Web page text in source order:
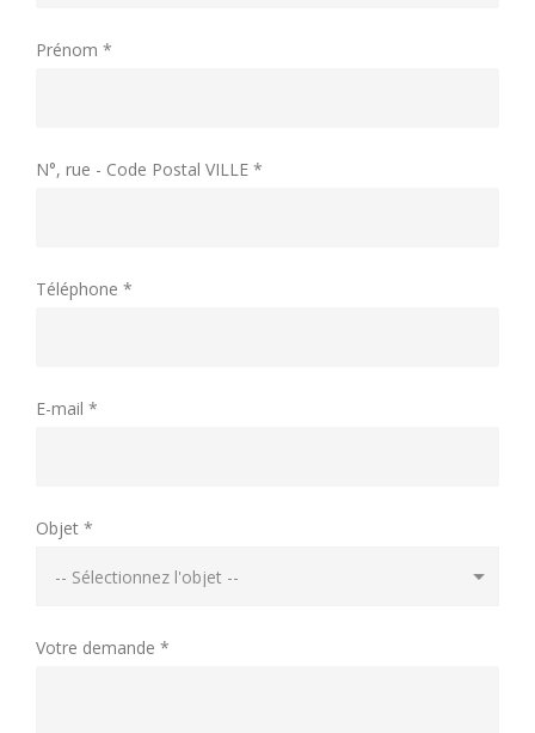
Prénom *
N°, rue - Code Postal VILLE *
Téléphone *
E-mail *
Objet *
Votre demande *